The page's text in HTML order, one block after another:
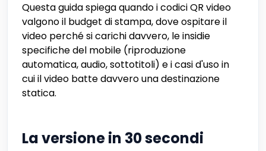
Questa guida spiega quando i codici QR video
valgono il budget di stampa, dove ospitare il
video perché si carichi davvero, le insidie
specifiche del mobile (riproduzione
automatica, audio, sottotitoli) e i casi d'uso in
cui il video batte davvero una destinazione
statica.
La versione in 30 secondi